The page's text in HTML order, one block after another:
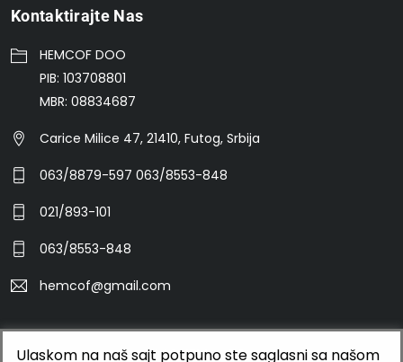
Kontaktirajte Nas
HEMCOF DOO
PIB: 103708801
MBR: 08834687
Carice Milice 47, 21410, Futog, Srbija
063/8879-597 063/8553-848
021/893-101
063/8553-848
hemcof@gmail.com
©2026 HEMCOF DOO
Ulaskom na naš sajt potpuno ste saglasni sa našom